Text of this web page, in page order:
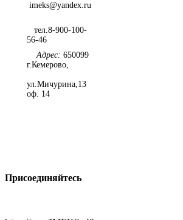
imeks@yandex.ru
тел.8-900-100-
56-46
Адрес: 650099
г.Кемерово,
ул.Мичурина,13
оф. 14
Присоединяйтесь